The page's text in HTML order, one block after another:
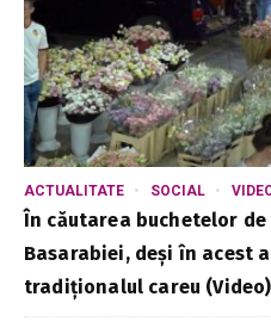
ACTUALITATE SOCIAL
În căutarea buchetelor
Basarabiei, deși în acest
tradiționalul careu (Video)